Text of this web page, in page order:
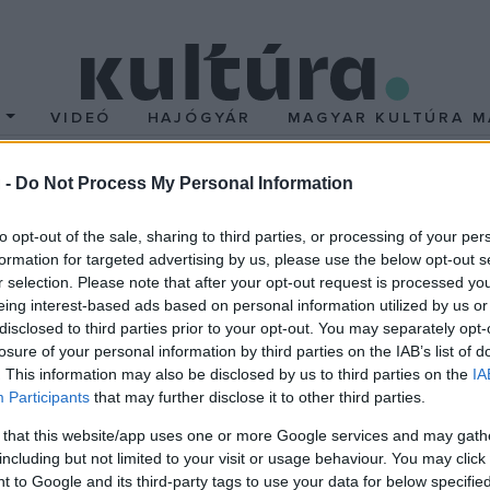
- Do Not Process My Personal Information
opt-out of the sale, sharing to third parties, or processing of your
for targeted advertising by us, please use the below opt-out
selection. Please note that after your opt-out request is processed
interest-based ads based on personal information utilized by us
to third parties prior to your opt-out. You may separately
of your personal information by third parties on the IAB’s list of
This information may also be disclosed by us to third parties on the
Participants that may further disclose it to other third parties.
that this website/app uses one or more Google services and may
but not limited to your visit or usage behaviour. You may
to Google and its third-party tags to use your data for below
VIDEÓ HAJÓGYÁR MAGYAR KULTÚRA
trónra
ország trónján, apjához hasonlóan Magyarországon tartja
is jelentette. Hedviget 1384. október 15-én koronázták
Két év múlva az ifjú királynőt feleségül adták az érett
ígért: az addig pogány litvánok felveszik a kereszténységet.
közti fegyveres konfliktusokat. Hedvig - vagy ahogy
Idejét főleg jótékonykodással töltötte. Jelentős szerepet
lengyelek ma szentként tisztelik.